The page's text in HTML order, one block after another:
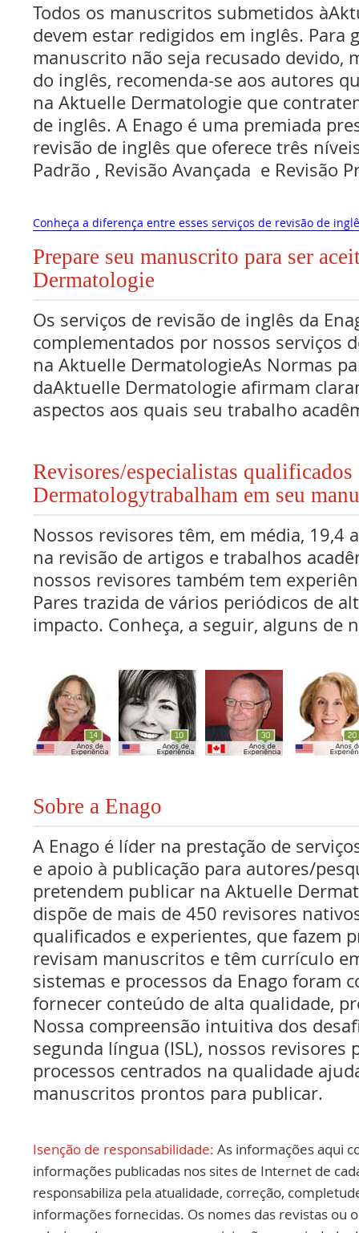
Todos os manuscritos submetidos
devem estar redigidos em inglês. Para
manuscrito não seja recusado devido,
do inglês, recomenda-se aos autores
na Aktuelle Dermatologie que
de inglês. A Enago é uma premiada
revisão de inglês que oferece três
Padrão , Revisão Avançada e Revisão
Conheça a diferença entre esses serviços de revisão de
Prepare seu manuscrito para ser
Dermatologie
Os serviços de revisão de inglês da
complementados por nossos serviços
na Aktuelle DermatologieAs Normas
daAktuelle Dermatologie afirmam
aspectos aos quais seu trabalho
Revisores/especialistas qualificados
Dermatologytrabalham em seu
Nossos revisores têm, em média, 19,4
na revisão de artigos e trabalhos
nossos revisores também tem
Pares trazida de vários periódicos de
impacto. Conheça, a seguir, alguns de
Sobre a Enago
A Enago é líder na prestação de
e apoio à publicação para autores/
pretendem publicar na Aktuelle
dispõe de mais de 450 revisores
qualificados e experientes, que fazem
revisam manuscritos e têm currículo
sistemas e processos da Enago foram
fornecer conteúdo de alta qualidade,
Nossa compreensão intuitiva dos
segunda língua (ISL), nossos revisores
processos centrados na qualidade
manuscritos prontos para publicar.
Isenção de responsabilidade: As informações aqui
informações publicadas nos sites de Internet de
responsabiliza pela atualidade, correção,
informações fornecidas. Os nomes das revistas ou